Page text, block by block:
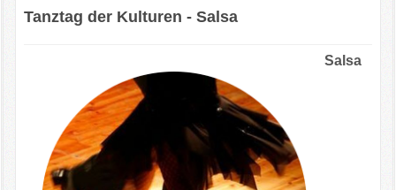
Mitglied werden!
Veranstaltungen
Links
Kontakt
Tanztag der Kulturen - Salsa
Salsa